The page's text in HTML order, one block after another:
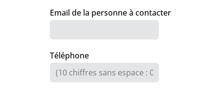
Email de la personne à contacter
Téléphone